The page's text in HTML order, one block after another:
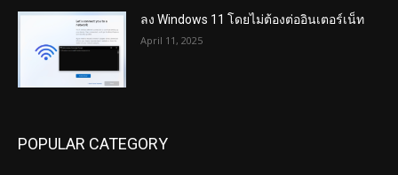
ลง Windows 11 โดยไม่ต้องต่ออินเตอร์เน็ท
April 11, 2025
POPULAR CATEGORY